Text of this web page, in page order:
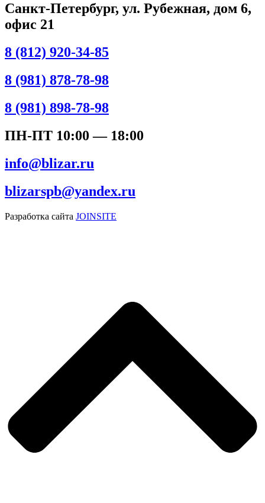
Санкт-Петербург, ул. Рубежная, дом 6,
офис 21
8 (812) 920-34-85
8 (981) 878-78-98
8 (981) 898-78-98
ПН-ПТ 10:00 — 18:00
info@blizar.ru
blizarspb@yandex.ru
Разработка сайта JOINSITE